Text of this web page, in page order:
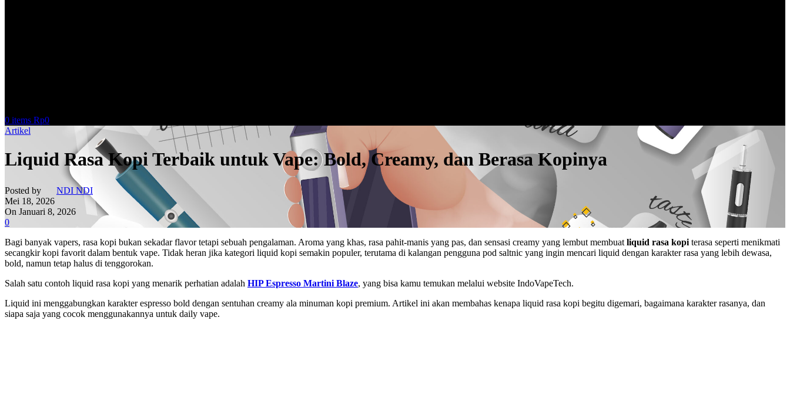
0 items Rp0
Artikel
Liquid Rasa Kopi Terbaik untuk Vape: Bold, Creamy, dan Berasa Kopinya
Posted by
NDI NDI
Mei 18, 2026
On Januari 8, 2026
0
Bagi banyak vapers, rasa kopi bukan sekadar flavor tetapi sebuah pengalaman. Aroma yang khas, rasa pahit-manis yang pas, dan sensasi creamy yang lembut membuat liquid rasa kopi terasa seperti menikmati
secangkir kopi favorit dalam bentuk vape. Tidak heran jika kategori liquid kopi semakin populer, terutama di kalangan pengguna pod saltnic yang ingin mencari liquid dengan karakter rasa yang lebih dewasa,
bold, namun tetap halus di tenggorokan.
Salah satu contoh liquid rasa kopi yang menarik perhatian adalah HIP Espresso Martini Blaze, yang bisa kamu temukan melalui website IndoVapeTech.
Liquid ini menggabungkan karakter espresso bold dengan sentuhan creamy ala minuman kopi premium. Artikel ini akan membahas kenapa liquid rasa kopi begitu digemari, bagaimana karakter rasanya, dan
siapa saja yang cocok menggunakannya untuk daily vape.